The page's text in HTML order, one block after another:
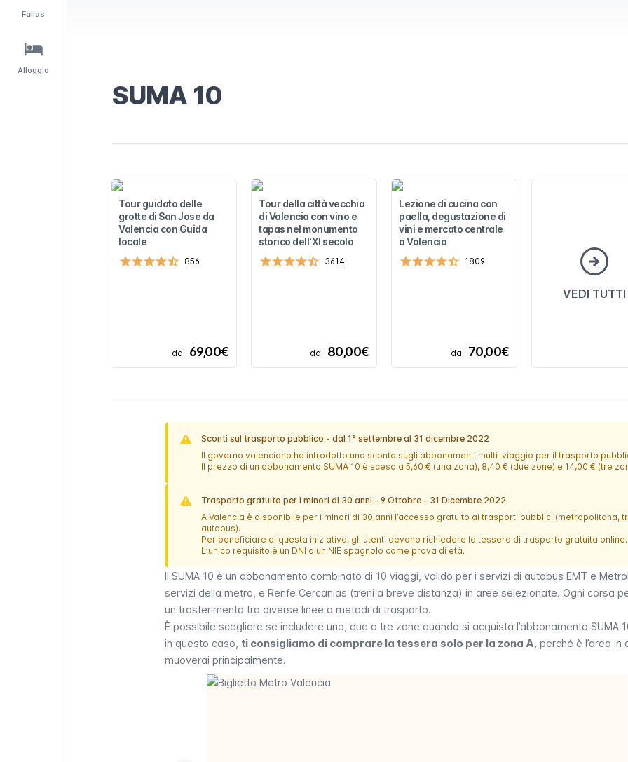
Fallas
Alloggio
le info su
il trasporto
e punti…
SUMA 10
Tour guidato delle
grotte di San Jose da
Valencia con Guida
locale
856
da 69,00€
Tour della città vecchia
di Valencia con vino e
tapas nel monumento
storico dell'XI secolo
3614
da 80,00€
Lezione di cucina con
paella, degustazione di
vini e mercato centrale
a Valencia
1809
da 70,00€
VEDI TUTTI
Sconti sul trasporto pubblico - dal 1° settembre al 31 dicembre 2022
Il governo valenciano ha introdotto uno sconto sugli abbonamenti multi-viaggio per il trasporto
Il prezzo di un abbonamento SUMA 10 è sceso a 5,60 € (una zona), 8,40 € (due zone) e 14,00 € (tre
Trasporto gratuito per i minori di 30 anni - 9 Ottobre - 31 Dicembre 2022
A Valencia è disponibile per i minori di 30 anni l’accesso gratuito ai trasporti pubblici (metropolitana,
autobus).
Per beneficiare di questa iniziativa, gli utenti devono richiedere la tessera di trasporto gratuita online.
L’unico requisito è un DNI o un NIE spagnolo come prova di età.
Il SUMA 10 è un abbonamento combinato di 10 viaggi, valido per i servizi di autobus EMT e
servizi della metro , e Renfe Cercanias (treni a breve distanza) in aree selezionate. Ogni corsa
un trasferimento tra diverse linee o metodi di trasporto.
È possibile scegliere se includere una, due o tre zone quando si acquista l’abbonamento SUMA
in questo caso, ti consigliamo di comprare la tessera solo per la zona A , perché è l’area in
muoverai principalmente.